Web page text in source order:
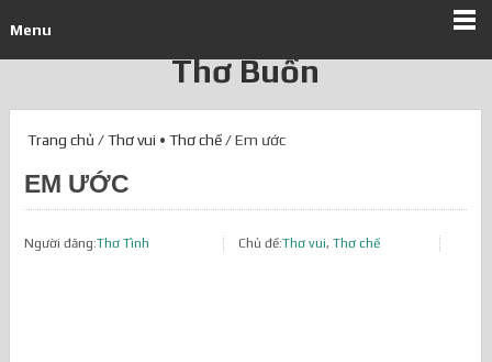
Menu
Thơ Buồn
Trang chủ /Thơ vui •Thơ chế/ Em ước
EM ƯỚC
Người đăng:Thơ Tình Chủ đề:Thơ vui,Thơ chế